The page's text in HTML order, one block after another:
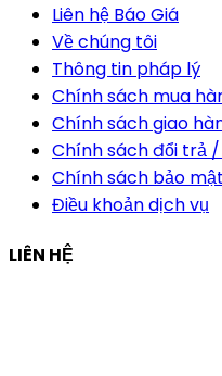
Liên hệ Báo Giá
Về chúng tôi
Thông tin pháp lý
Chính sách mua
Chính sách giao
Chính sách đổi trả
Chính sách bảo mật
Điều khoản dịch vụ
LIÊN HỆ